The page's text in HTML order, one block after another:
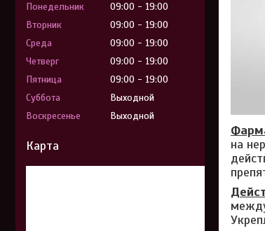
на
Понедельник 09:00
19:00
Вторник
09:00
19:00
Среда
09:00
19:00
Четверг
09:00
19:00
Пятница
09:00
19:00
Суббота
Выходной
Воскресенье
Выходной
Карта